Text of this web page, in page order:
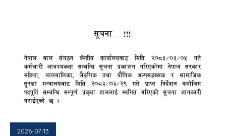
2026-07-13